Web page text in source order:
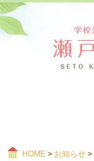
HOME > お知らせ >